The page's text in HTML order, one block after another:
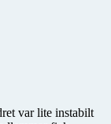
var lite instabilt